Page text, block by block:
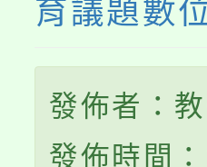
育議題數
發佈者：
發佈時間